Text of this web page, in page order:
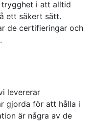
trygghet i att alltid
ett säkert sätt.
de certifieringar och
levererar
gjorda för att hålla i
är några av de